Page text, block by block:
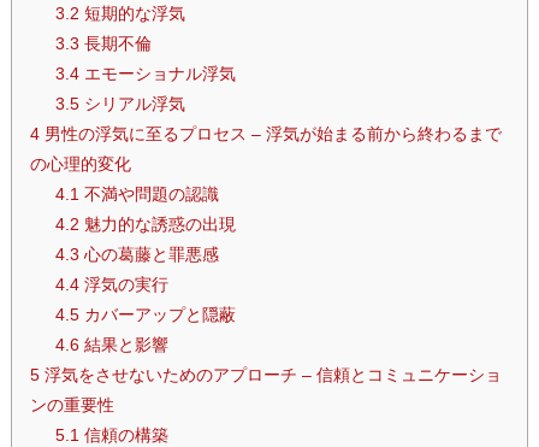
3.2 短期的な浮気
3.3 長期不倫
3.4エモーショナル浮気
3.5シリアル浮気
4男性の浮気に至るプロセス – 浮気が始まる前から終わるまで
の心理的変化
4.1 不満や問題の認識
4.2 魅力的な誘惑の出現
4.3 心の葛藤と罪悪感
4.4浮気の実行
4.5カバーアップと隠蔽
4.6結果と影響
5浮気をさせないためのアプローチ – 信頼とコミュニケーショ
ンの重要性
5.1 信頼の構築